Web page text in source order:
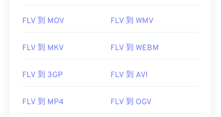
FLV 到 MOV FLV 到 WMV
FLV 到 MKV FLV 到 WEBM
FLV 到 3GP FLV 到 AVI
FLV 到 MP4 FLV 到 OGV